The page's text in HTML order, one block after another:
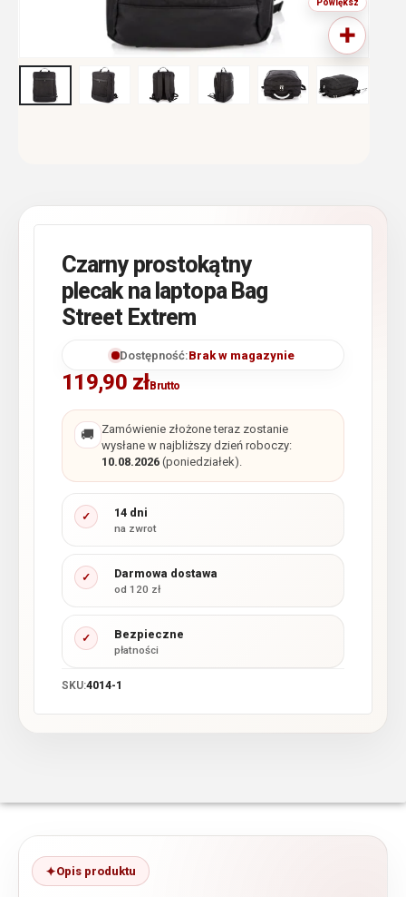
Czarny prostokątny
plecak na laptopa Bag
Street Extrem
Dostępność:Brak w magazynie
119,90 złBrutto
🚚 Zamówienie złożone teraz zostanie
wysłane w najbliższy dzień roboczy:
10.08.2026(poniedziałek).
✓ 14 dni
na zwrot
✓ Darmowa dostawa
od 120 zł
✓ Bezpieczne
płatności
SKU:4014-1
Opis produktu